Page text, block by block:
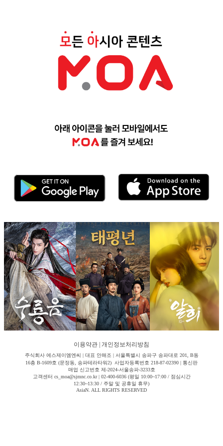
이용약관 개인정보처리방침
주식회사 에스제이엠엔씨 | 대표 안해조 | 서울특별시 송파구 송파대로 201, B동
16층 B-1609호 (문정동, 송파테라타워2) 사업자등록번호 218-87-02390 | 통신판
매업 신고번호 제-2024-서울송파-3233호
고객센터 cs_moa@sjmnc.co.kr | 02-400-6036 (평일 10:00~17:00 / 점심시간
12:30~13:30 / 주말 및 공휴일 휴무)
AsiaN. ALL RIGHTS RESERVED